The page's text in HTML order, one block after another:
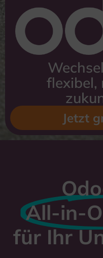
flexibel,
Jetzt
All-in-
für Ihr